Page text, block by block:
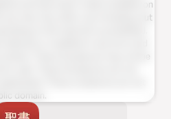
and have been made available on
only. Any other use including, but
domain.